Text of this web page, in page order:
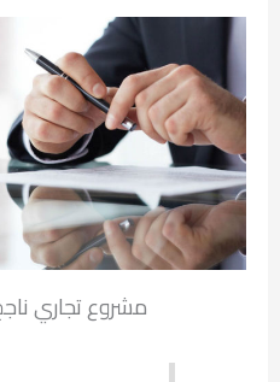
مشروع تجاري